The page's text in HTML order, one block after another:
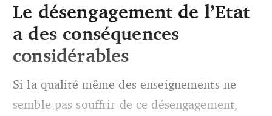
Le désengagement de l’Etat
a des conséquences
considérables
Si la qualité même des enseignements ne
semble pas souffrir de ce désengagement,